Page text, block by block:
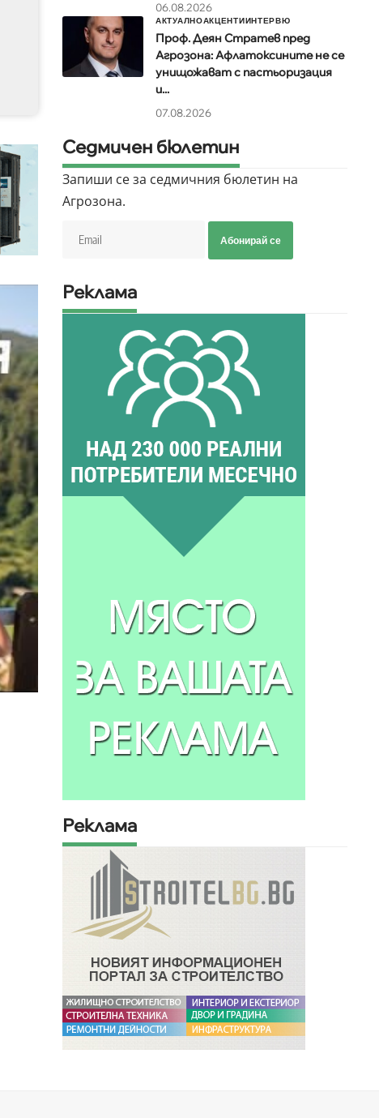
06.08.2026
АКТУАЛНОАКЦЕНТИИНТЕРВЮ
Проф. Деян Стратев пред
Агрозона: Афлатоксините не се
унищожават с пастьоризация
и...
07.08.2026
Седмичен бюлетин
Запиши се за седмичния бюлетин на
Агрозона.
Абонирай се
Реклама
Реклама